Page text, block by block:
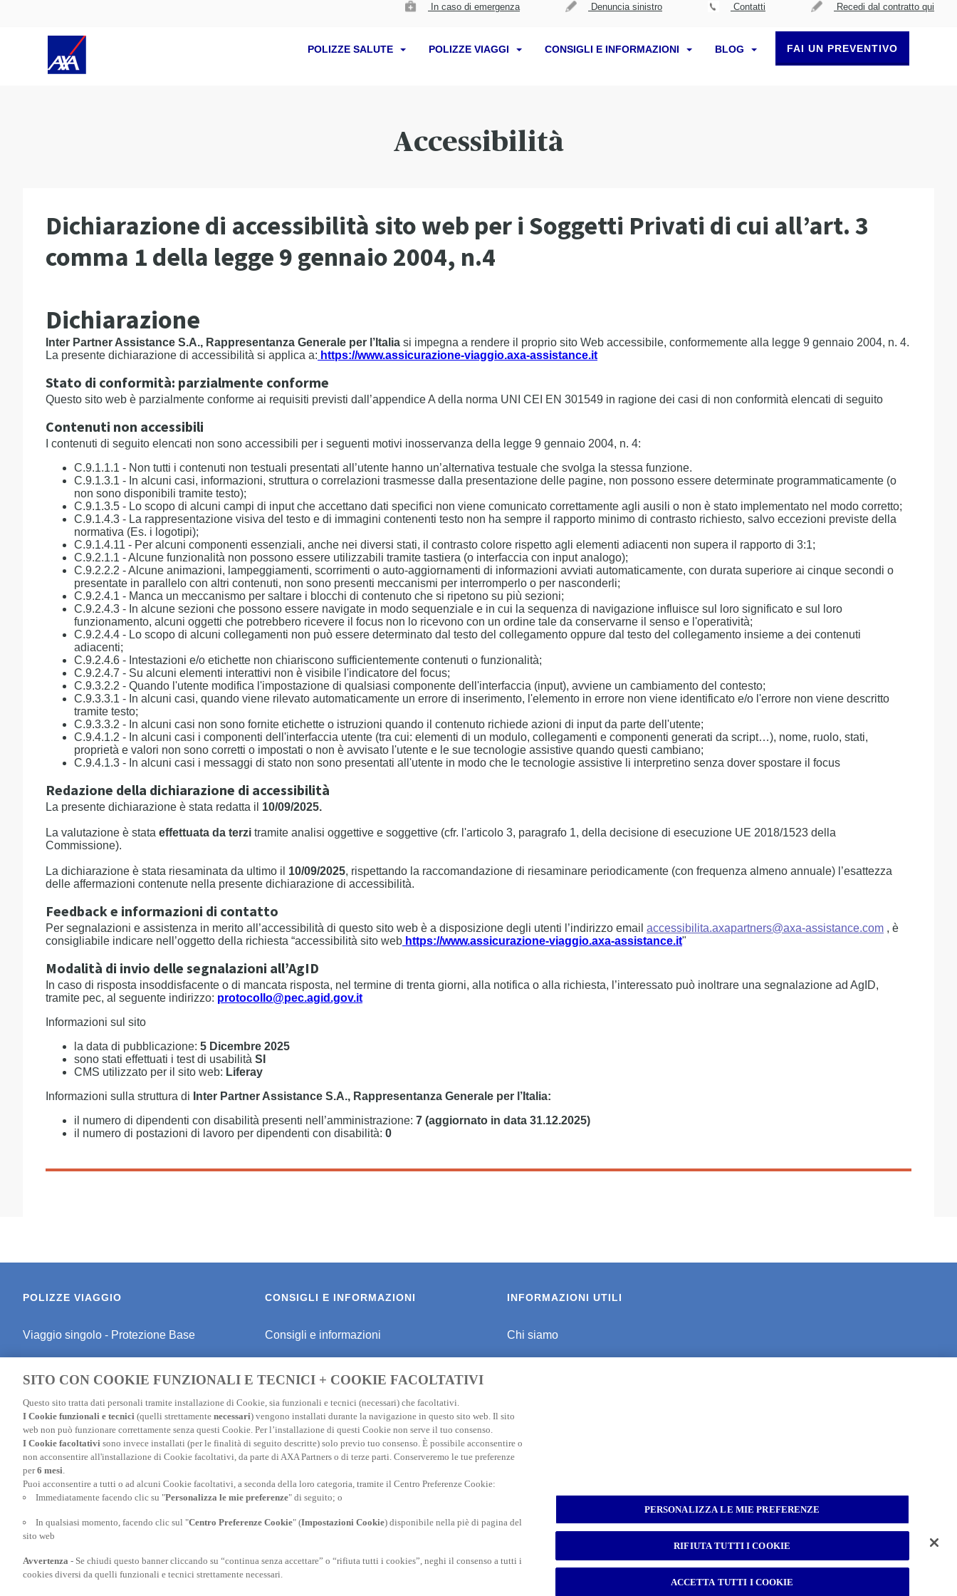
In caso di emergenza Denuncia sinistro Contatti Recedi dal contratto qui
POLIZZE SALUTE POLIZZE VIAGGI CONSIGLI E INFORMAZIONI BLOG FAI UN PREVENTIVO
Accessibilità
Dichiarazione di accessibilità sito web per i Soggetti Privati di cui all’art. 3
comma 1 della legge 9 gennaio 2004, n.4
Dichiarazione
Inter Partner Assistance S.A., Rappresentanza Generale per l’Italia si impegna a rendere il proprio sito Web accessibile, conformemente alla legge 9 gennaio 2004, n. 4.
La presente dichiarazione di accessibilità si applica a: https://www.assicurazione-viaggio.axa-assistance.it
Stato di conformità: parzialmente conforme
Questo sito web è parzialmente conforme ai requisiti previsti dall’appendice A della norma UNI CEI EN 301549 in ragione dei casi di non conformità elencati di seguito
Contenuti non accessibili
I contenuti di seguito elencati non sono accessibili per i seguenti motivi inosservanza della legge 9 gennaio 2004, n. 4:
C.9.1.1.1 - Non tutti i contenuti non testuali presentati all’utente hanno un’alternativa testuale che svolga la stessa funzione.
C.9.1.3.1 - In alcuni casi, informazioni, struttura o correlazioni trasmesse dalla presentazione delle pagine, non possono essere determinate programmaticamente (o
non sono disponibili tramite testo);
C.9.1.3.5 - Lo scopo di alcuni campi di input che accettano dati specifici non viene comunicato correttamente agli ausili o non è stato implementato nel modo corretto;
C.9.1.4.3 - La rappresentazione visiva del testo e di immagini contenenti testo non ha sempre il rapporto minimo di contrasto richiesto, salvo eccezioni previste della
normativa (Es. i logotipi);
C.9.1.4.11 - Per alcuni componenti essenziali, anche nei diversi stati, il contrasto colore rispetto agli elementi adiacenti non supera il rapporto di 3:1;
C.9.2.1.1 - Alcune funzionalità non possono essere utilizzabili tramite tastiera (o interfaccia con input analogo);
C.9.2.2.2 - Alcune animazioni, lampeggiamenti, scorrimenti o auto-aggiornamenti di informazioni avviati automaticamente, con durata superiore ai cinque secondi o
presentate in parallelo con altri contenuti, non sono presenti meccanismi per interromperlo o per nasconderli;
C.9.2.4.1 - Manca un meccanismo per saltare i blocchi di contenuto che si ripetono su più sezioni;
C.9.2.4.3 - In alcune sezioni che possono essere navigate in modo sequenziale e in cui la sequenza di navigazione influisce sul loro significato e sul loro
funzionamento, alcuni oggetti che potrebbero ricevere il focus non lo ricevono con un ordine tale da conservarne il senso e l'operatività;
C.9.2.4.4 - Lo scopo di alcuni collegamenti non può essere determinato dal testo del collegamento oppure dal testo del collegamento insieme a dei contenuti
adiacenti;
C.9.2.4.6 - Intestazioni e/o etichette non chiariscono sufficientemente contenuti o funzionalità;
C.9.2.4.7 - Su alcuni elementi interattivi non è visibile l'indicatore del focus;
C.9.3.2.2 - Quando l'utente modifica l'impostazione di qualsiasi componente dell'interfaccia (input), avviene un cambiamento del contesto;
C.9.3.3.1 - In alcuni casi, quando viene rilevato automaticamente un errore di inserimento, l'elemento in errore non viene identificato e/o l'errore non viene descritto
tramite testo;
C.9.3.3.2 - In alcuni casi non sono fornite etichette o istruzioni quando il contenuto richiede azioni di input da parte dell'utente;
C.9.4.1.2 - In alcuni casi i componenti dell'interfaccia utente (tra cui: elementi di un modulo, collegamenti e componenti generati da script…), nome, ruolo, stati,
proprietà e valori non sono corretti o impostati o non è avvisato l'utente e le sue tecnologie assistive quando questi cambiano;
C.9.4.1.3 - In alcuni casi i messaggi di stato non sono presentati all'utente in modo che le tecnologie assistive li interpretino senza dover spostare il focus
Redazione della dichiarazione di accessibilità
La presente dichiarazione è stata redatta il 10/09/2025.
La valutazione è stata effettuata da terzi tramite analisi oggettive e soggettive (cfr. l'articolo 3, paragrafo 1, della decisione di esecuzione UE 2018/1523 della
Commissione).
La dichiarazione è stata riesaminata da ultimo il 10/09/2025, rispettando la raccomandazione di riesaminare periodicamente (con frequenza almeno annuale) l’esattezza
delle affermazioni contenute nella presente dichiarazione di accessibilità.
Feedback e informazioni di contatto
Per segnalazioni e assistenza in merito all’accessibilità di questo sito web è a disposizione degli utenti l’indirizzo email accessibilita.axapartners@axa-assistance.com , è
consigliabile indicare nell’oggetto della richiesta “accessibilità sito web https://www.assicurazione-viaggio.axa-assistance.it"
Modalità di invio delle segnalazioni all’AgID
In caso di risposta insoddisfacente o di mancata risposta, nel termine di trenta giorni, alla notifica o alla richiesta, l’interessato può inoltrare una segnalazione ad AgID,
tramite pec, al seguente indirizzo: protocollo@pec.agid.gov.it
Informazioni sul sito
la data di pubblicazione: 5 Dicembre 2025
sono stati effettuati i test di usabilità SI
CMS utilizzato per il sito web: Liferay
Informazioni sulla struttura di Inter Partner Assistance S.A., Rappresentanza Generale per l’Italia:
il numero di dipendenti con disabilità presenti nell’amministrazione: 7 (aggiornato in data 31.12.2025)
il numero di postazioni di lavoro per dipendenti con disabilità: 0
POLIZZE VIAGGIO
Viaggio singolo - Protezione Base
Polizza Studenti
Polizza Sci
Polizza annuale
Confronta le nostre polizze
Assicurazione Annullamento Viaggio
CONSIGLI E INFORMAZIONI
Consigli e informazioni
Assicurazione Viaggio Giappone
Assicurazione Viaggio Thailandia
Assicurazione Viaggio ASIA
INFORMAZIONI UTILI
Chi siamo
FAQ
Informativa Cookie
Dichiarazione di accessibilità
Promozioni
SITO CON COOKIE FUNZIONALI E TECNICI + COOKIE FACOLTATIVI
Questo sito tratta dati personali tramite installazione di Cookie, sia funzionali e tecnici (necessari) che facoltativi.
I Cookie funzionali e tecnici (quelli strettamente necessari) vengono installati durante la navigazione in questo sito web. Il sito
web non può funzionare correttamente senza questi Cookie. Per l’installazione di questi Cookie non serve il tuo consenso.
I Cookie facoltativi sono invece installati (per le finalità di seguito descritte) solo previo tuo consenso. È possibile acconsentire o
non acconsentire all'installazione di Cookie facoltativi, da parte di AXA Partners o di terze parti. Conserveremo le tue preferenze
per6 mesi.
Puoi acconsentire a tutti o ad alcuni Cookie facoltativi, a seconda della loro categoria, tramite il Centro Preferenze Cookie:
Immediatamente facendo clic su "Personalizza le mie preferenze" di seguito; o
In qualsiasi momento, facendo clic sul "Centro Preferenze Cookie" (Impostazioni Cookie) disponibile nella piè di pagina del
sito web
Avvertenza - Se chiudi questo banner cliccando su “continua senza accettare” o “rifiuta tutti i cookies”, neghi il consenso a tutti i
cookies diversi da quelli funzionali e tecnici strettamente necessari.
PERSONALIZZA LE MIE PREFERENZE
RIFIUTA TUTTI I COOKIE
ACCETTA TUTTI I COOKIE